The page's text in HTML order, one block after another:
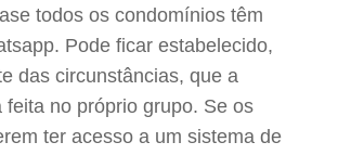
todos os condomínios têm
Pode ficar estabelecido,
das circunstâncias, que a
feita no próprio grupo. Se os
ter acesso a um sistema de